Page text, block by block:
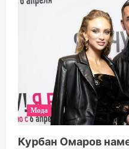
Мода
Курбан Омаров